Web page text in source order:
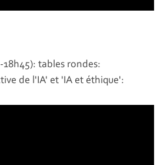
tables rondes:
de l'IA' et 'IA et éthique':